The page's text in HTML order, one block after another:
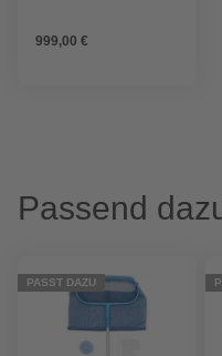
999,00 €
Passend
PASST DAZU